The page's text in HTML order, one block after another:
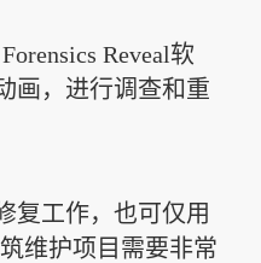
Reveal软
画，进行调查和重
复工作，也可仅用
维护项目需要非常